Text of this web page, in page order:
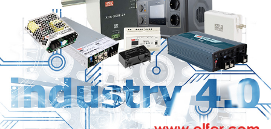
Uso seguro de DeviceNet en robótica: igus amplía su
gama de cables chainflex para torsión de ±360°/m